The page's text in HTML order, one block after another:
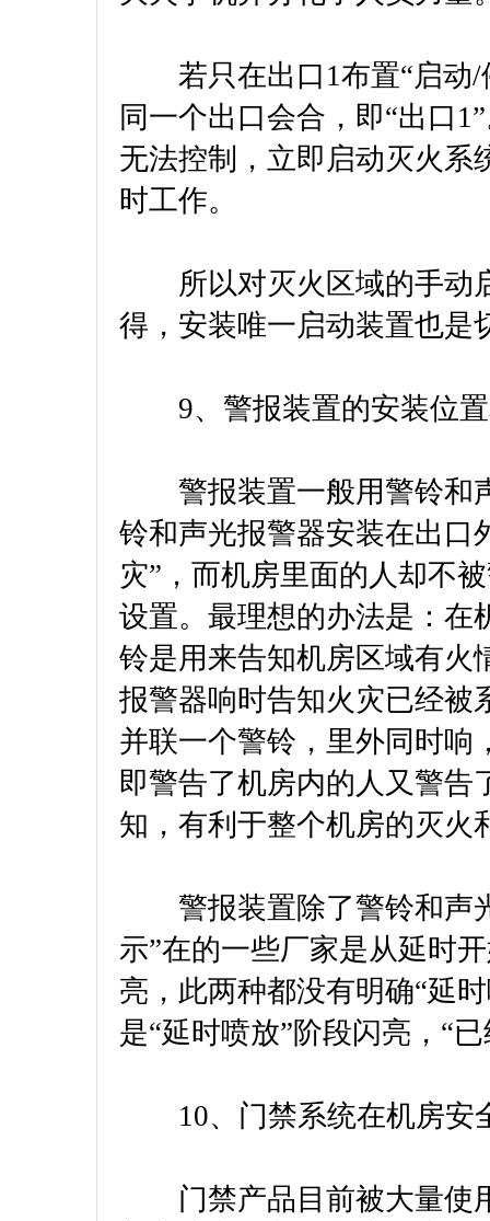
若只在出口1布置“启动/
同一个出口会合，即“出口
无法控制，立即启动灭火系
时工作。
所以对灭火区域的手动
得，安装唯一启动装置也是
9、警报装置的安装位
警报装置一般用警铃和
铃和声光报警器安装在出口
灾”，而机房里面的人却不
设置。最理想的办法是：在
铃是用来告知机房区域有火
报警器响时告知火灾已经被
并联一个警铃，里外同时响
即警告了机房内的人又警告
知，有利于整个机房的灭
警报装置除了警铃和声光
示”在的一些厂家是从延时
亮，此两种都没有明确“延
是“延时喷放”阶段闪亮，“
10、门禁系统在机房安
门禁产品目前被大量使